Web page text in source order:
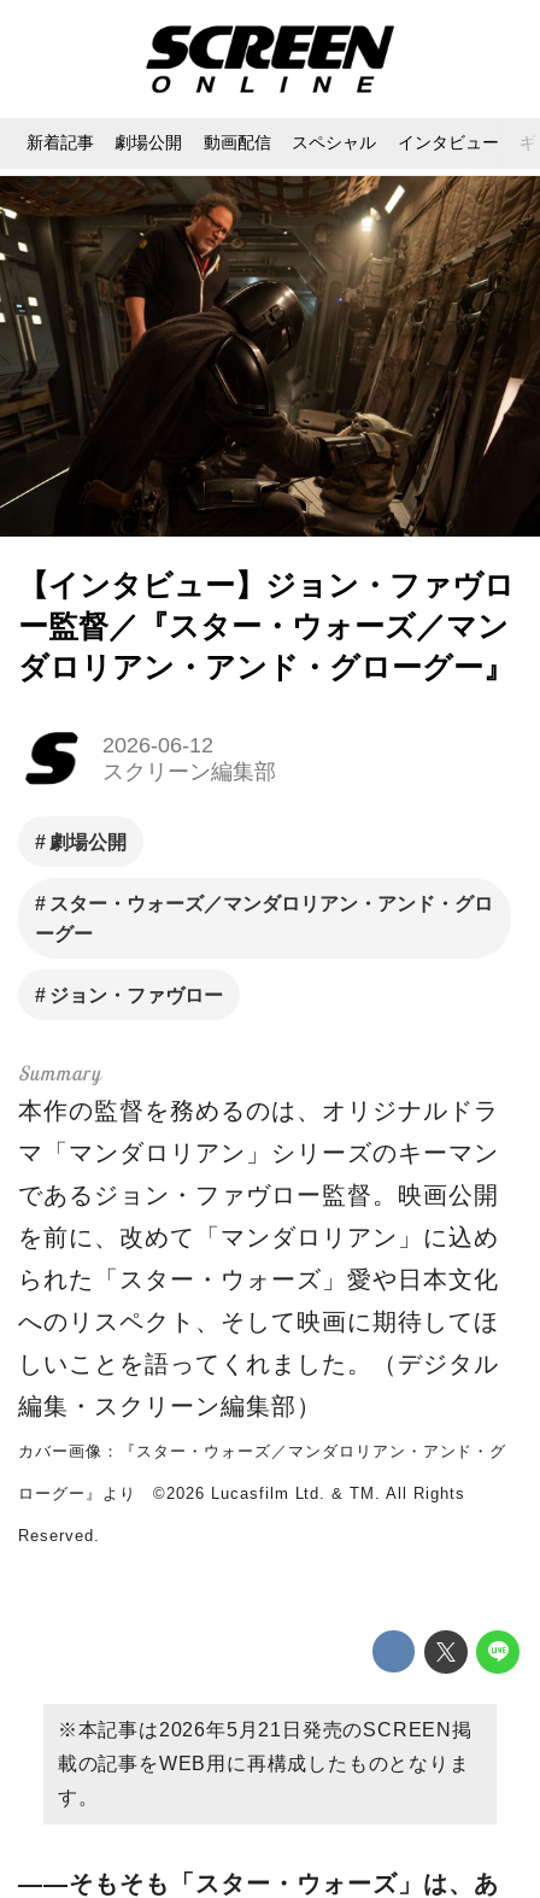
新着記事 劇場公開 動画配信 スペシャル インタビュー
【インタビュー】ジョン・ファヴロ
ー監督／『スター・ウォーズ／マン
ダロリアン・アンド・グローグー』
2026-06-12
スクリーン編集部
劇場公開
スター・ウォーズ／マンダロリアン・アンド・グロ
ーグー
ジョン・ファヴロー
本作の監督を務めるのは、オリジナルドラ
マ「マンダロリアン」シリーズのキーマン
であるジョン・ファヴロー監督。映画公開
を前に、改めて「マンダロリアン」に込め
られた「スター・ウォーズ」愛や日本文化
へのリスペクト、そして映画に期待してほ
しいことを語ってくれました。（デジタル
編集・スクリーン編集部）
カバー画像：『スター・ウォーズ／マンダロリアン・アンド・グ
ローグー』より ©2026 Lucasfilm Ltd. & TM. All Rights
Reserved.
※本記事は2026年5月21日発売のSCREEN掲
載の記事をWEB用に再構成したものとなりま
す。
——そもそも「スター・ウォーズ」は、あ